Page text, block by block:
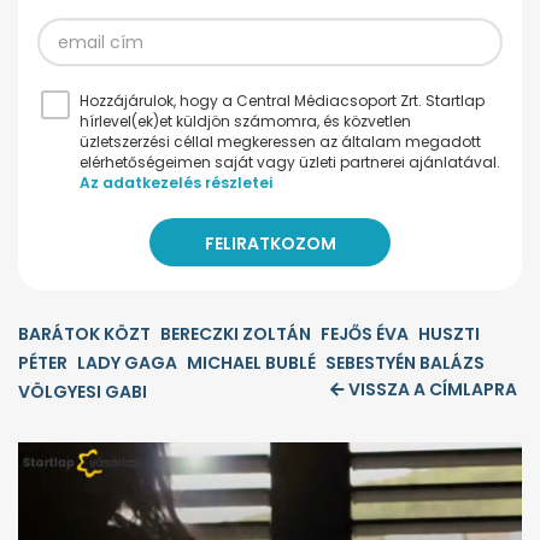
Hozzájárulok, hogy a Central Médiacsoport Zrt. Startlap
hírlevel(ek)et küldjön számomra, és közvetlen
üzletszerzési céllal megkeressen az általam megadott
elérhetőségeimen saját vagy üzleti partnerei ajánlatával.
Az adatkezelés részletei
BARÁTOK KÖZT BERECZKI ZOLTÁN FEJŐS ÉVA HUSZTI
PÉTER LADY GAGA MICHAEL BUBLÉ SEBESTYÉN BALÁZS
VÖLGYESI GABI
VISSZA A CÍMLAPRA